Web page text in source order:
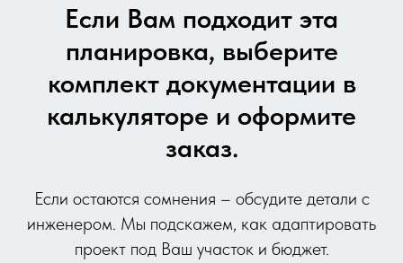
Если Вам подходит эта
планировка, выберите
комплект документации в
калькуляторе и оформите
заказ.
Если остаются сомнения – обсудите детали с
инженером. Мы подскажем, как адаптировать
проект под Ваш участок и бюджет.